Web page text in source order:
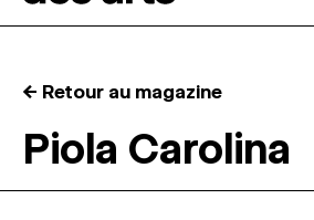
RÉSIDENCES ↓
← Retour au magazine
Piola Carolina